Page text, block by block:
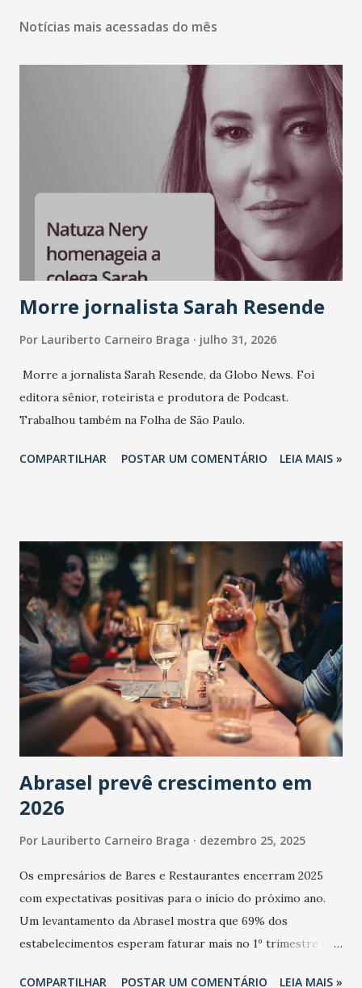
Notícias mais acessadas do mês
Morre jornalista Sarah Resende
Por Lauriberto Carneiro Braga julho 31, 2026
Morre a jornalista Sarah Resende, da Globo News. Foi
editora sênior, roteirista e produtora de Podcast.
Trabalhou também na Folha de São Paulo.
COMPARTILHAR POSTAR UM COMENTÁRIO LEIA MAIS »
Abrasel prevê crescimento em
2026
Por Lauriberto Carneiro Braga dezembro 25, 2025
Os empresários de Bares e Restaurantes encerram 2025
com expectativas positivas para o início do próximo ano.
Um levantamento da Abrasel mostra que 69% dos
estabelecimentos esperam faturar mais no 1º trimestre de
COMPARTILHAR POSTAR UM COMENTÁRIO LEIA MAIS »